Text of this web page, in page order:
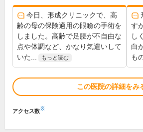
今日、形成クリニックで、高
齢の母の保険適用の眼瞼の手術を
しました。高齢で足腰が不自由な
点や体調など、かなり気遣いして
いた...
もっと読む
す
し
白
も
この医院の詳細をみ
アクセス数※